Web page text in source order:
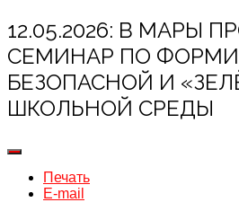
12.05.2026: В МАРЫ
СЕМИНАР ПО
БЕЗОПАСНОЙ И
ШКОЛЬНОЙ СРЕДЫ
Печать
E-mail